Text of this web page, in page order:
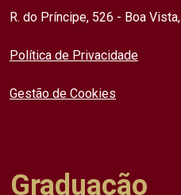
R. do Príncipe, 526 - Boa
Política de Privacidade
Gestão de Cookies
Graduação